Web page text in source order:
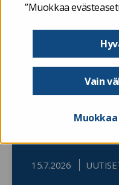
”Muokkaa
Vain
15.7.2026